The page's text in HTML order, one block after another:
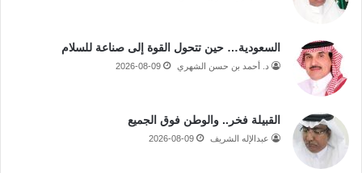
السعودية… حين تتحول القوة إلى صناعة للسلام
د. أحمد بن حسن الشهري 2026-08-09
القبيلة فخر.. والوطن فوق الجميع
عبدالإله الشريف 2026-08-09